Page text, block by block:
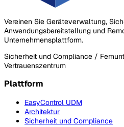
Vereinen Sie Geräteverwaltung,
Anwendungsbereitstellung und
Unternehmensplattform.
Sicherheit und Compliance /
Vertrauenszentrum
Plattform
EasyControl UDM
Architektur
Sicherheit und Compliance